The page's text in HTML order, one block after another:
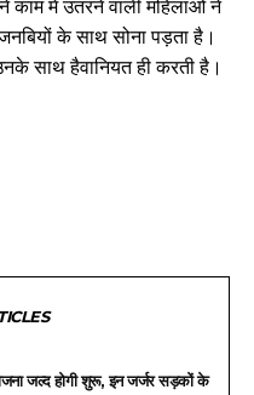
काम में उतरने वाली महिलाओं ने
के साथ सोना पड़ता है।
साथ हैवानियत ही करती है।
जल्द होगी शुरू, इन जर्जर सड़कों के